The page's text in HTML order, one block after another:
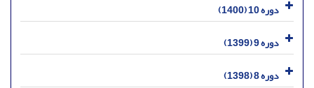
دوره 10 (1400)
دوره 9 (1399)
دوره 8 (1398)